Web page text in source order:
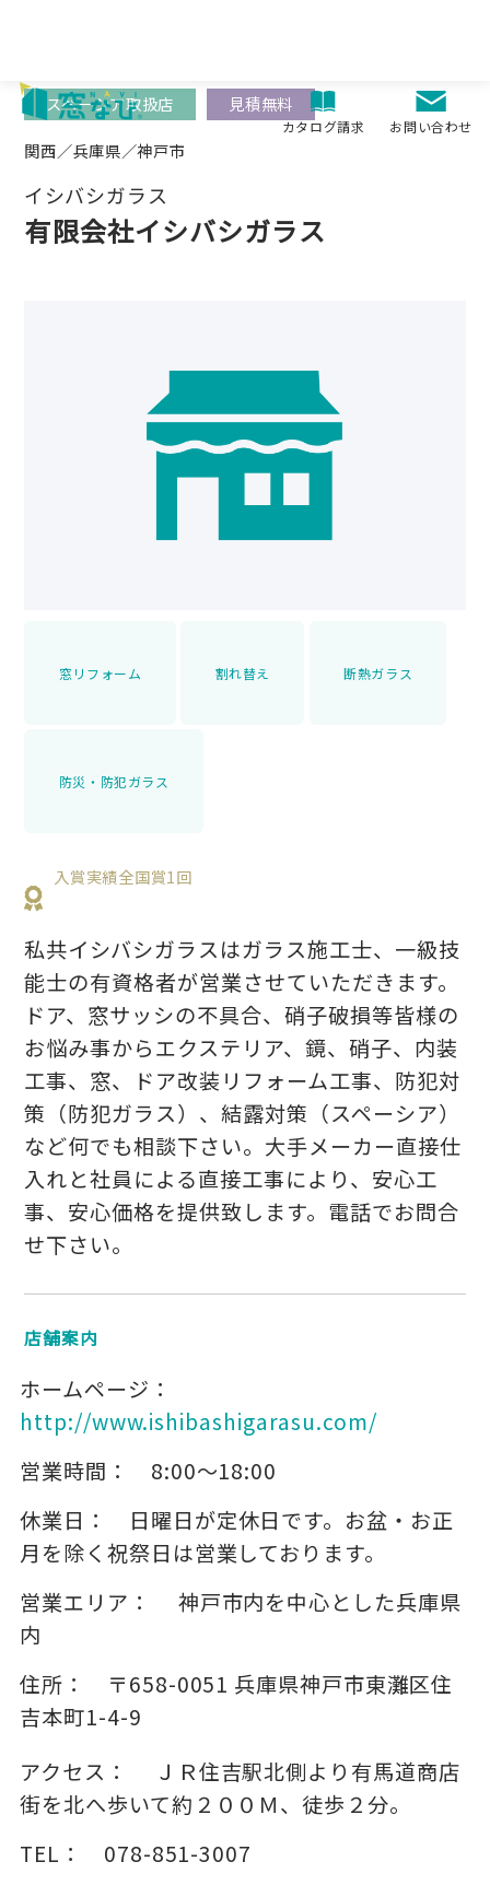
content
カタログ請求 お問い合わせ
関西／兵庫県／神戸市
イシバシガラス
有限会社イシバシガラス
スペーシア取扱店 見積無料
窓リフォーム 割れ替え 断熱ガラス
防災・防犯ガラス
入賞実績全国賞1回
私共イシバシガラスはガラス施工士、一級技
能士の有資格者が営業させていただきます。
ドア、窓サッシの不具合、硝子破損等皆様の
お悩み事からエクステリア、鏡、硝子、内装
工事、窓、ドア改装リフォーム工事、防犯対
策（防犯ガラス）、結露対策（スペーシア）
など何でも相談下さい。大手メーカー直接仕
入れと社員による直接工事により、安心工
事、安心価格を提供致します。電話でお問合
せ下さい。
店舗案内
ホームページ：
http://www.ishibashigarasu.com/
営業時間：
8:00～18:00
休業日：
日曜日が定休日です。お盆・お正
月を除く祝祭日は営業しております。
営業エリア：
神戸市内を中心とした兵庫県
内
住所：
〒658-0051 兵庫県神戸市東灘区住
吉本町1-4-9
アクセス：
ＪＲ住吉駅北側より有馬道商店
街を北へ歩いて約２００Ｍ、徒歩２分。
TEL：
078-851-3007